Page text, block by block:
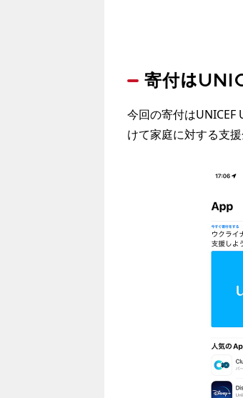
寄付は
今回の寄付はUNICEF
けて家庭に対する支